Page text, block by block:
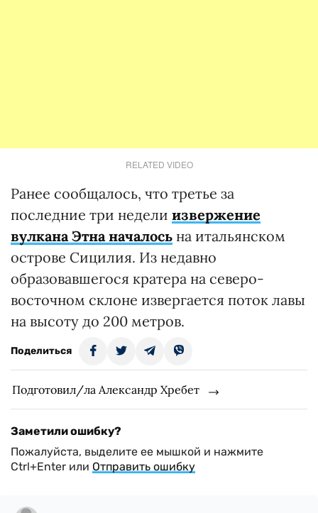
RELATED VIDEO
Ранее сообщалось, что третье за
последние три недели извержение
вулкана Этна началось на итальянском
острове Сицилия. Из недавно
образовавшегося кратера на северо-
восточном склоне извергается поток лавы
на высоту до 200 метров.
Поделиться
Подготовил/ла Александр Хребет
Заметили ошибку?
Пожалуйста, выделите ее мышкой и нажмите
Ctrl+Enter или Отправить ошибку